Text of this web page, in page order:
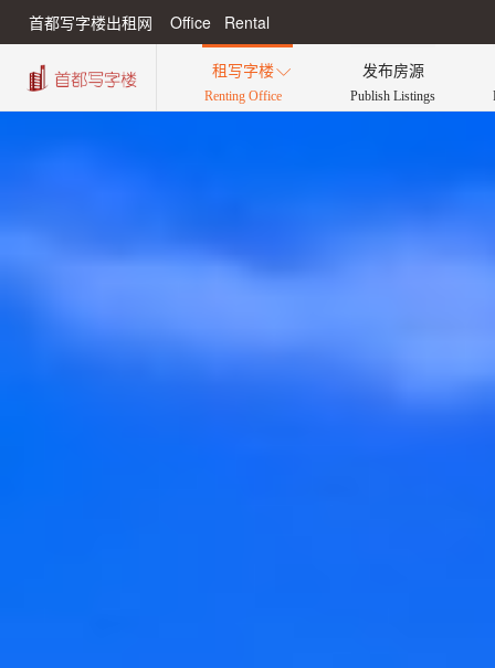
首都写字楼出租网 Office Rental
租写字楼
Renting Office
 发布房源
Publish Listings